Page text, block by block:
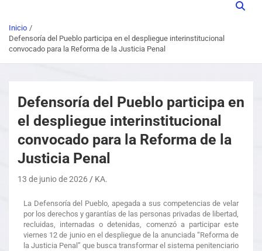
Inicio
Defensoría del Pueblo participa en el despliegue interinstitucional
convocado para la Reforma de la Justicia Penal
Defensoría del Pueblo participa en
el despliegue interinstitucional
convocado para la Reforma de la
Justicia Penal
13 de junio de 2026 KA.
La Defensoría del Pueblo, apegada a sus competencias de velar
por los derechos y garantías de las personas privadas de libertad,
recluidas, internadas o detenidas, comenzó a participar este
viernes 12 de junio en el despliegue de la anunciada “Reforma de
la Justicia Penal” que busca transformar el sistema penitenciario